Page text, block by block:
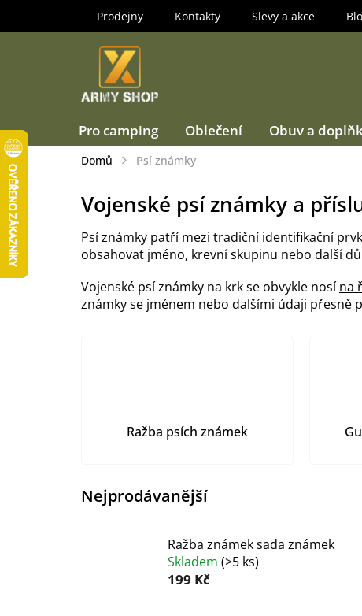
Prodejny Kontakty Slevy a akce
Pro camping Oblečení Obuv a
Domů Psí známky
Vojenské psí známky a
Psí známky patří mezi tradiční identifikační
obsahovat jméno, krevní skupinu nebo další
Vojenské psí známky na krk se obvykle nosína
známky se jménem nebo dalšími údaji přesně
Ražba psích známek
Nejprodávanější
Ražba známek sada známek
Skladem (>5 ks)
199 Kč